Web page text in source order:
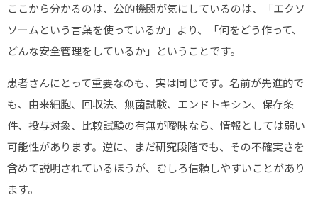
ここから分かるのは、公的機関が気にしているのは、「エクソ
ソームという言葉を使っているか」より、「何をどう作って、
どんな安全管理をしているか」ということです。
患者さんにとって重要なのも、実は同じです。名前が先進的で
も、由来細胞、回収法、無菌試験、エンドトキシン、保存条
件、投与対象、比較試験の有無が曖昧なら、情報としては弱い
可能性があります。逆に、まだ研究段階でも、その不確実さを
含めて説明されているほうが、むしろ信頼しやすいことがあり
ます。